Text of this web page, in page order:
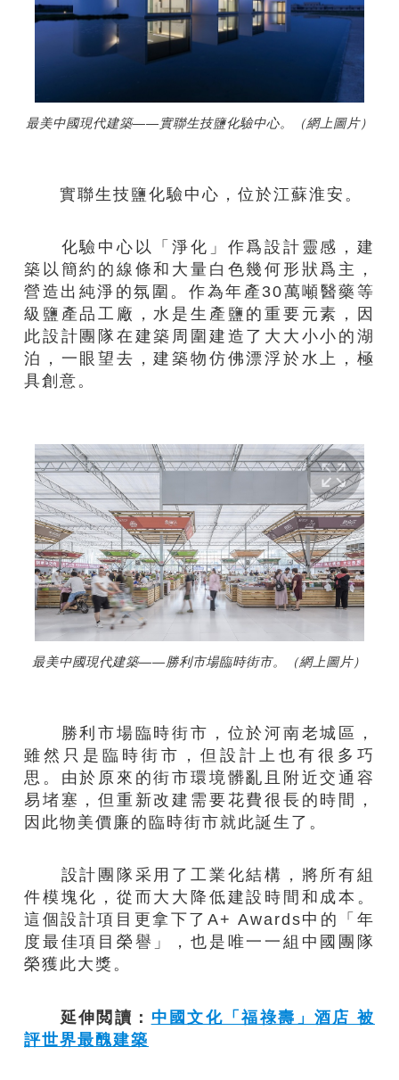
最美中國現代建築——實聯生技鹽化驗中心。（網上圖片）
實聯生技鹽化驗中心，位於江蘇淮安。
化驗中心以「淨化」作爲設計靈感，建
築以簡約的線條和大量白色幾何形狀爲主，
營造出純淨的氛圍。作為年產30萬噸醫藥等
級鹽產品工廠，水是生產鹽的重要元素，因
此設計團隊在建築周圍建造了大大小小的湖
泊，一眼望去，建築物仿佛漂浮於水上，極
具創意。
最美中國現代建築——勝利市場臨時街市。（網上圖片）
勝利市場臨時街市，位於河南老城區，
雖然只是臨時街市，但設計上也有很多巧
思。由於原來的街市環境髒亂且附近交通容
易堵塞，但重新改建需要花費很長的時間，
因此物美價廉的臨時街市就此誕生了。
設計團隊采用了工業化結構，將所有組
件模塊化，從而大大降低建設時間和成本。
這個設計項目更拿下了A+ Awards中的「年
度最佳項目榮譽」，也是唯一一組中國團隊
榮獲此大獎。
延伸閲讀： 中國文化「福祿壽」酒店 被
評世界最醜建築